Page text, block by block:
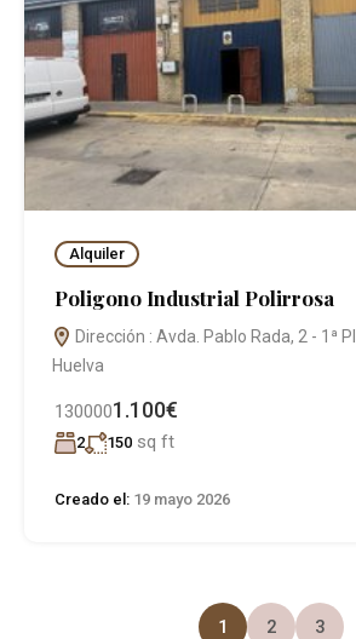
Alquiler
Poligono Industrial Polirrosa
Dirección : Avda. Pablo Rada, 2 - 1ª
Huelva
1300001.100€
2 150 sq ft
Creado el: 19 mayo 2026
1 2 3